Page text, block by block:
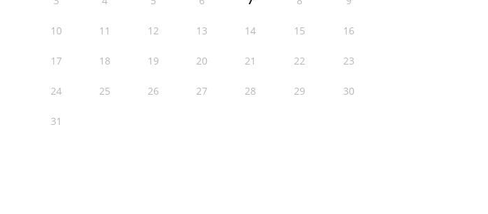
10 11 12 13 14 15 16
17 18 19 20 21 22 23
24 25 26 27 28 29 30
31